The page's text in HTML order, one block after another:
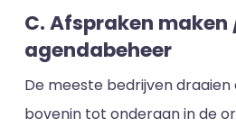
C. Afspraken maken
agendabeheer
De meeste bedrijven
bovenin tot onderaan in de